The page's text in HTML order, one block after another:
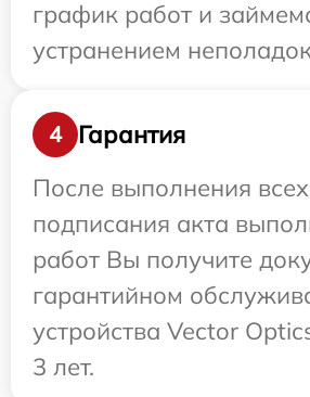
график работ и
устранением
4
Гарантия
После выполнения
подписания акта
работ Вы получите
гарантийном
устройства Vector
3 лет.